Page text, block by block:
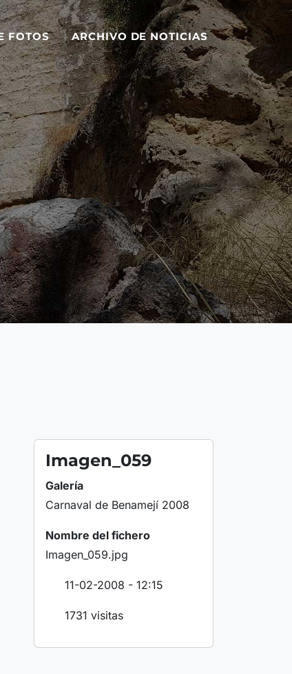
FOTOS ARCHIVO DE NOTICIAS
Imagen_059
Galería
Carnaval de Benamejí 2008
Nombre del fichero
Imagen_059.jpg
11-02-2008 - 12:15
1731 visitas